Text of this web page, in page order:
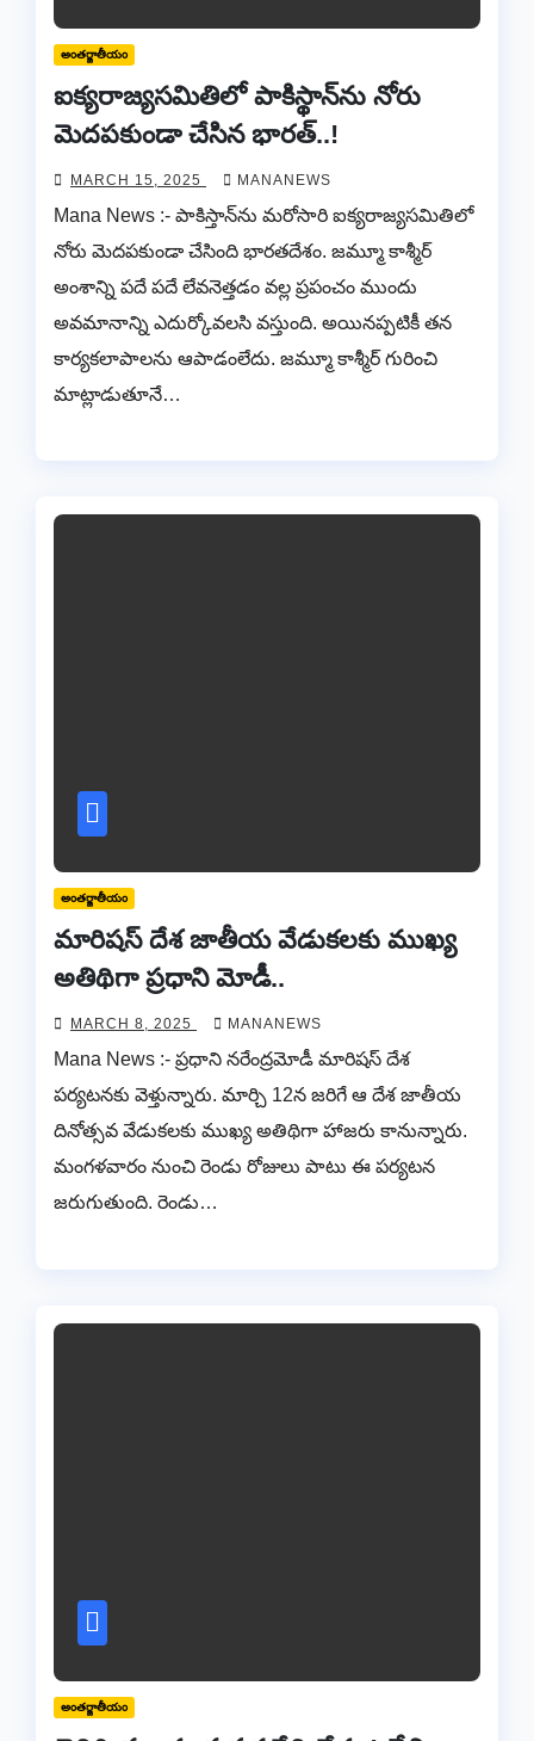
అంతర్జాతీయం
ఐక్యరాజ్యసమితిలో పాకిస్థాన్‌ను నోరు
మెదపకుండా చేసిన భారత్..!
MARCH 15, 2025 MANANEWS
Mana News :- పాకిస్తాన్‌ను మరోసారి ఐక్యరాజ్యసమితిలో
నోరు మెదపకుండా చేసింది భారతదేశం. జమ్మూ కాశ్మీర్
అంశాన్ని పదే పదే లేవనెత్తడం వల్ల ప్రపంచం ముందు
అవమానాన్ని ఎదుర్కోవలసి వస్తుంది. అయినప్పటికీ తన
కార్యకలాపాలను ఆపాడంలేదు. జమ్మూ కాశ్మీర్ గురించి
మాట్లాడుతూనే…
అంతర్జాతీయం
మారిషస్ దేశ జాతీయ వేడుకలకు ముఖ్య
అతిథిగా ప్రధాని మోడీ..
MARCH 8, 2025 MANANEWS
Mana News :- ప్రధాని నరేంద్రమోడీ మారిషస్ దేశ
పర్యటనకు వెళ్తున్నారు. మార్చి 12న జరిగే ఆ దేశ జాతీయ
దినోత్సవ వేడుకలకు ముఖ్య అతిథిగా హాజరు కానున్నారు.
మంగళవారం నుంచి రెండు రోజులు పాటు ఈ పర్యటన
జరుగుతుంది. రెండు…
అంతర్జాతీయం